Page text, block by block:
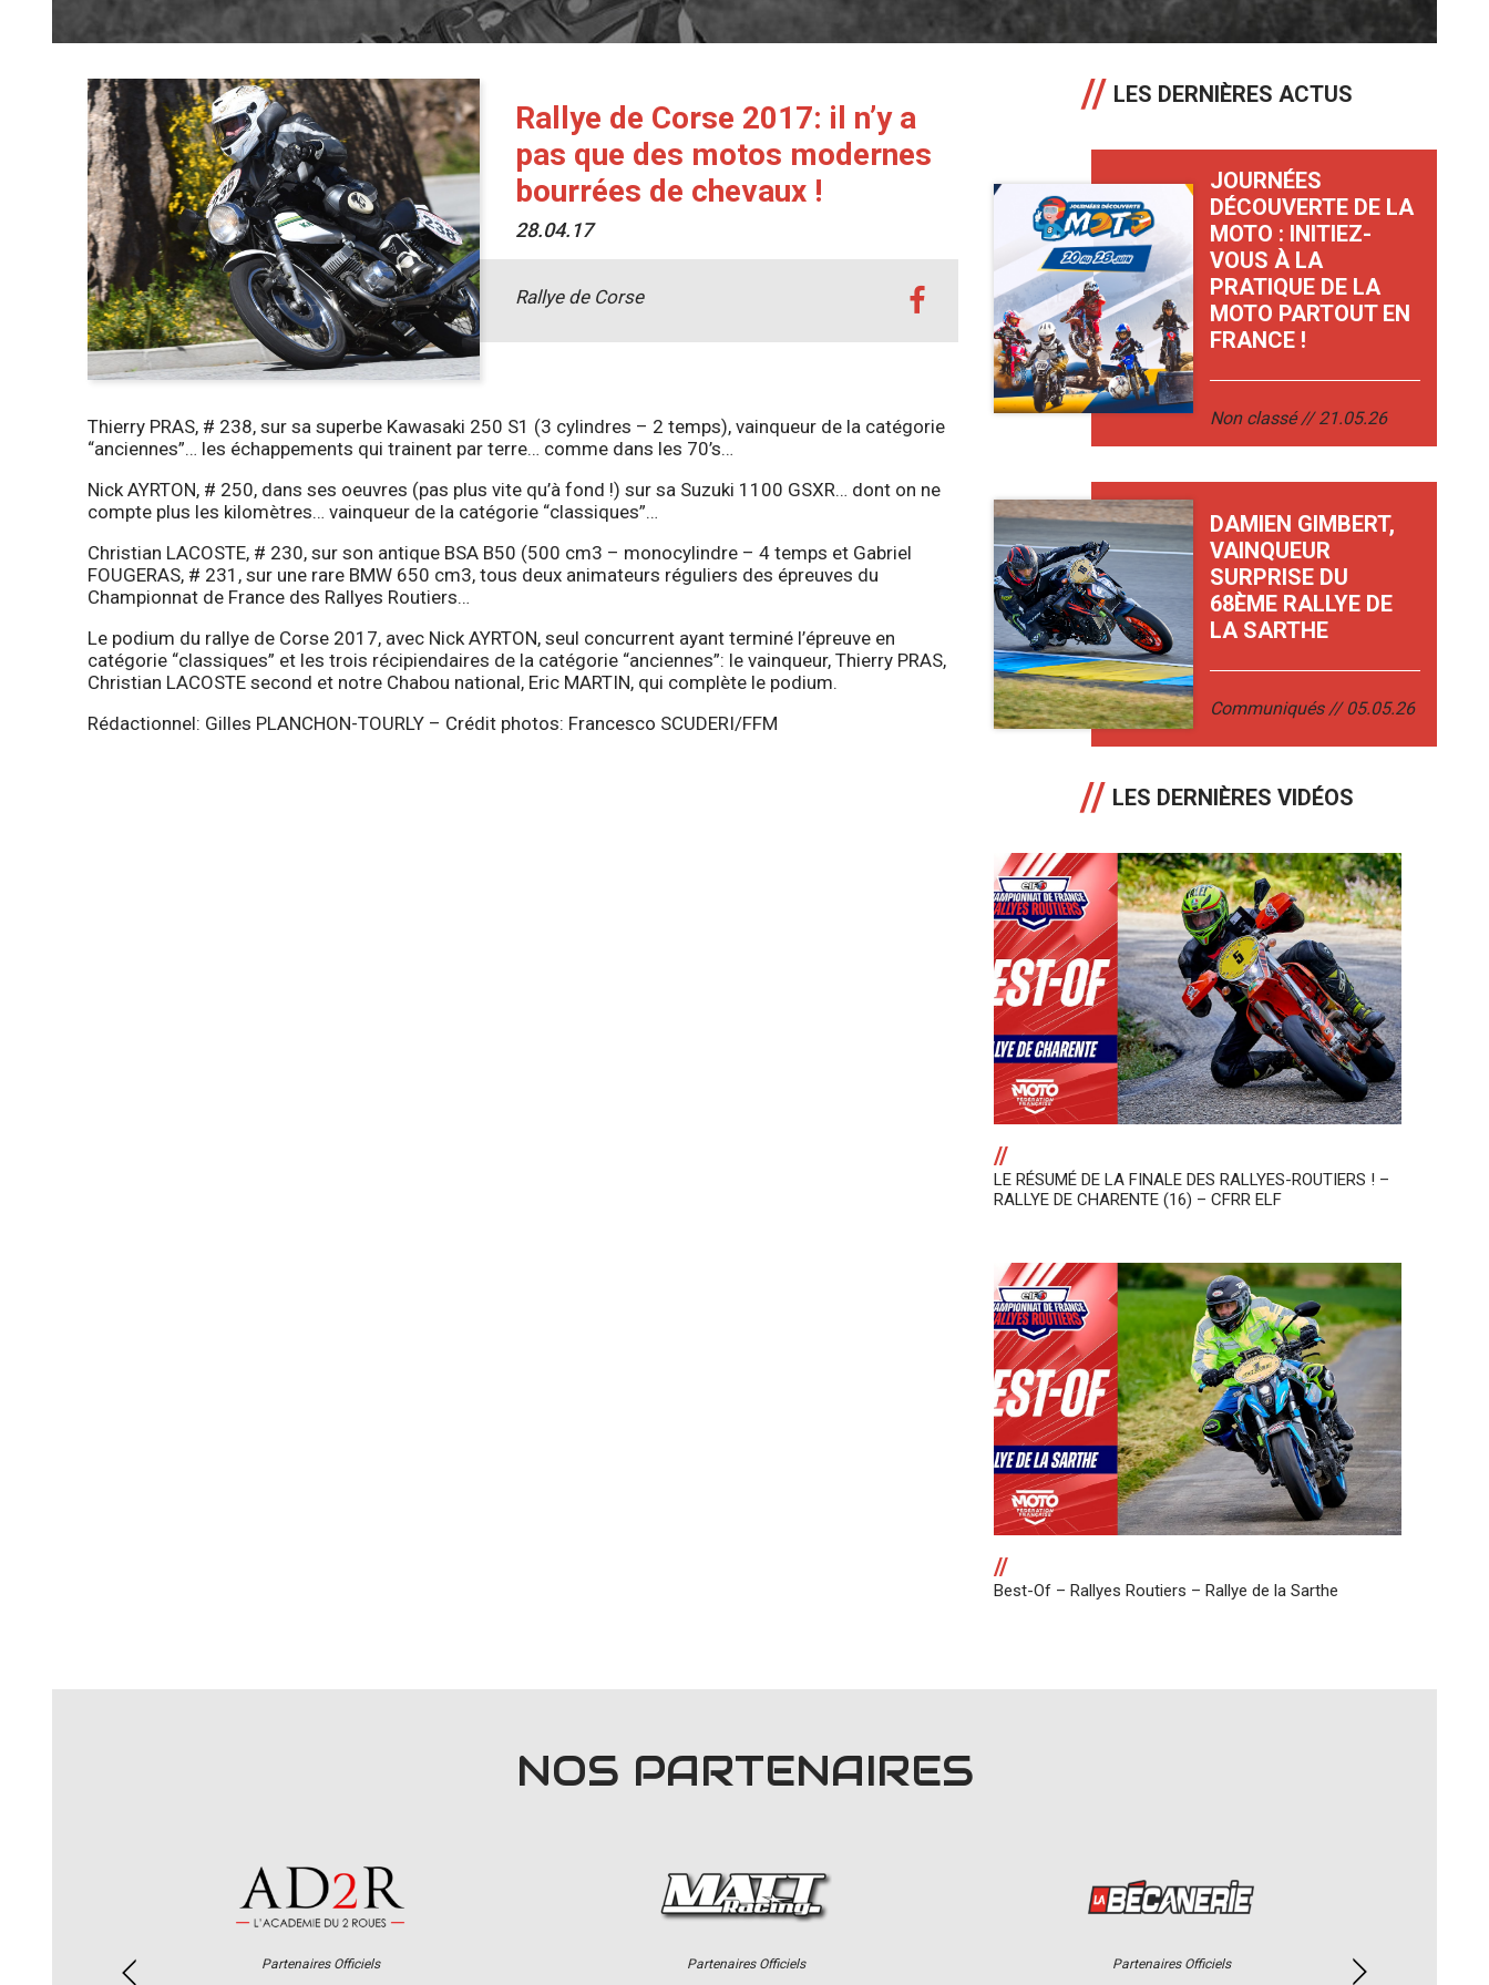
Rallye de Corse 2017: il n’y a
pas que des motos modernes
bourrées de chevaux !
28.04.17
Rallye de Corse
Thierry PRAS, # 238, sur sa superbe Kawasaki 250 S1 (3 cylindres – 2 temps), vainqueur de la catégorie
“anciennes”… les échappements qui trainent par terre… comme dans les 70’s…
Nick AYRTON, # 250, dans ses oeuvres (pas plus vite qu’à fond !) sur sa Suzuki 1100 GSXR… dont on ne
compte plus les kilomètres… vainqueur de la catégorie “classiques”…
Christian LACOSTE, # 230, sur son antique BSA B50 (500 cm3 – monocylindre – 4 temps et Gabriel
FOUGERAS, # 231, sur une rare BMW 650 cm3, tous deux animateurs réguliers des épreuves du
Championnat de France des Rallyes Routiers…
Le podium du rallye de Corse 2017, avec Nick AYRTON, seul concurrent ayant terminé l’épreuve en
catégorie “classiques” et les trois récipiendaires de la catégorie “anciennes”: le vainqueur, Thierry PRAS,
Christian LACOSTE second et notre Chabou national, Eric MARTIN, qui complète le podium.
Rédactionnel: Gilles PLANCHON-TOURLY – Crédit photos: Francesco SCUDERI/FFM
LES DERNIÈRES ACTUS
JOURNÉES
DÉCOUVERTE DE LA
MOTO : INITIEZ-
VOUS À LA
PRATIQUE DE LA
MOTO PARTOUT EN
FRANCE !
Non classé 21.05.26
DAMIEN GIMBERT,
VAINQUEUR
SURPRISE DU
68ÈME RALLYE DE
LA SARTHE
Communiqués 05.05.26
LES DERNIÈRES VIDÉOS
//
LE RÉSUMÉ DE LA FINALE DES RALLYES-ROUTIERS ! –
RALLYE DE CHARENTE (16) – CFRR ELF
//
Best-Of – Rallyes Routiers – Rallye de la Sarthe
NOS PARTENAIRES
Partenaires Officiels Partenaires Officiels Partenaires Officiels